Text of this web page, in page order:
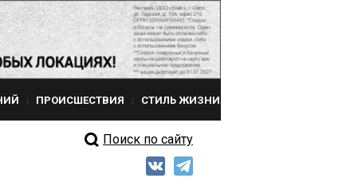
ПРОИСШЕСТВИЯ СТИЛЬ ЖИЗНИ
Поиск по сайту